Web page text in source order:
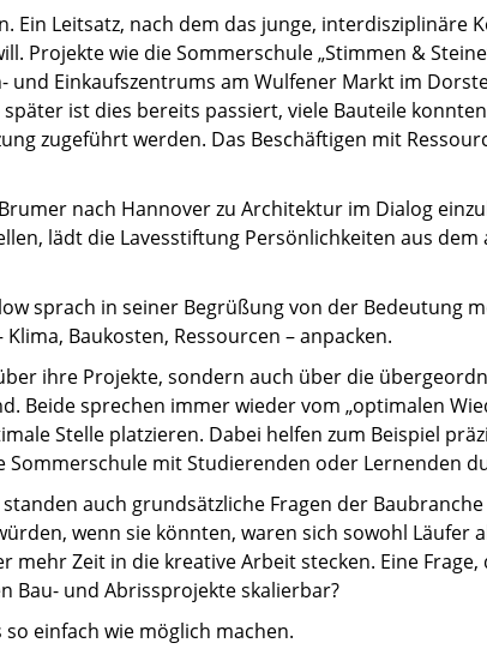
Ein Leitsatz, nach dem das junge, interdisziplinäre
Projekte wie die Sommerschule „Stimmen &
Einkaufszentrums am Wulfener Markt im
ist dies bereits passiert, viele Bauteile
zugeführt werden. Das Beschäftigen mit
nach Hannover zu Architektur im Dialog
lädt die Lavesstiftung Persönlichkeiten aus
sprach in seiner Begrüßung von der Bedeutung
Baukosten, Ressourcen – anpacken.
ihre Projekte, sondern auch über die
Beide sprechen immer wieder vom „optimalen
Stelle platzieren. Dabei helfen zum Beispiel
Sommerschule mit Studierenden oder Lernenden
auch grundsätzliche Fragen der
wenn sie könnten, waren sich sowohl Läufer
Zeit in die kreative Arbeit stecken. Eine
Bau- und Abrissprojekte skalierbar?
einfach wie möglich machen.